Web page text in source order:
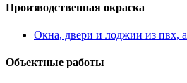
Производственная окраска
Окна, двери и лоджии из пвх,
Объектные работы